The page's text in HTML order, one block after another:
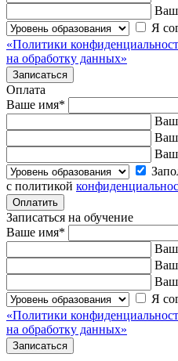
Ваш
Я
«Политики
на обработку данных»
Оплата
Ваше имя*
Ваш
Ваш
Ваш
с политикой
Записаться на обучение
Ваше имя*
Ваш
Ваш
Ваш
Я
«Политики
на обработку данных»